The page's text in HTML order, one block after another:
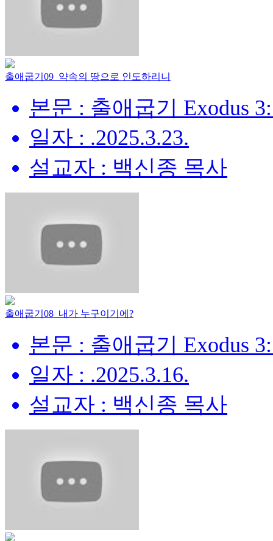
출애굽기09_약속의 땅으로 인도하리니
본문 : 출애굽기 Exodus
일자 : .2025.3.23.
설교자 : 백신종 목사
출애굽기08_내가 누구이기에?
본문 : 출애굽기 Exodus
일자 : .2025.3.16.
설교자 : 백신종 목사